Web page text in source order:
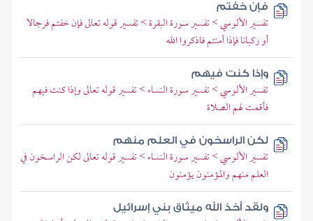
فإن خفتم
تفسير الألوسي > تفسير سورة البقرة > تفسير قوله تعالى فإن خفتم فرجالا
أو ركبانا فإذا أمنتم فاذكروا الله
وإذا كنت فيهم
تفسير الألوسي > تفسير سورة النساء > تفسير قوله تعالى وإذا كنت فيهم
فأقمت لهم الصلاة
لكن الراسخون في العلم منهم
تفسير الألوسي > تفسير سورة النساء > تفسير قوله تعالى لكن الراسخون في
العلم منهم والمؤمنون يؤمنون
ولقد أخذ الله ميثاق بني إسرائيل